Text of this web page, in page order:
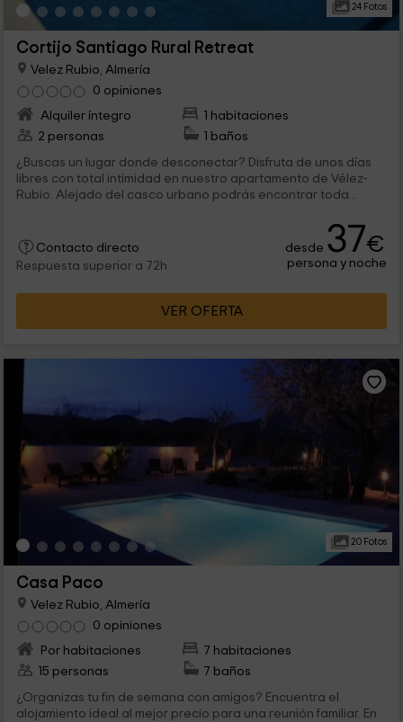
24 Fotos
Cortijo Santiago Rural Retreat
Velez Rubio, Almería
0 opiniones
Alquiler íntegro
1 habitaciones
2 personas
1 baños
¿Buscas un lugar donde desconectar? Disfruta de unos días
libres con total intimidad en nuestro apartamento de Vélez-
Rubio. Alejado del casco urbano podrás encontrar toda...
Contacto directo
Respuesta superior a 72h
desde 37€
persona y noche
VER OFERTA
20 Fotos
Casa Paco
Velez Rubio, Almería
0 opiniones
Por habitaciones
7 habitaciones
15 personas
7 baños
¿Organizas tu fin de semana con amigos? Encuentra el
alojamiento ideal al mejor precio para una reunión familiar. En